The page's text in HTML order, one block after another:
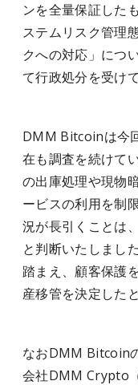
ンを全量保証した
ステムリスク管理
クへの対応」につ
て行政処分を受けて
DMM Bitcoinは今
在も調査を続けて
の出庫処理や現物
ービスの利用を制
況が長引くことは
と判断いたしまし
踏まえ、顧客保護
産移管を決定した
なおDMM Bitcoin
会社DMM Crypto